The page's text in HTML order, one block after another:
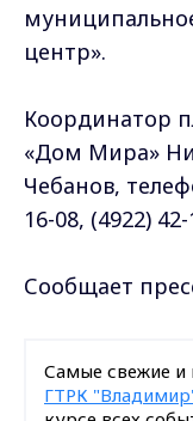
центр».
Координатор
«Дом Мира»
Чебанов,
16-08, (4922)
Сообщает
Самые свежие и
ГТРК